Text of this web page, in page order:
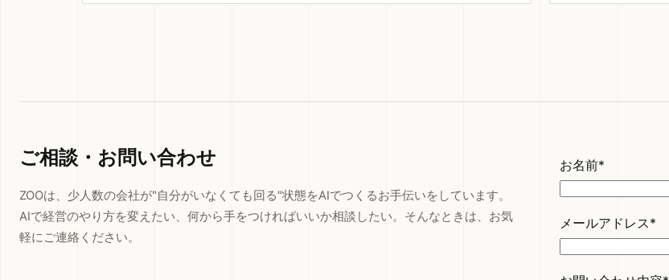
ご相談・お問い合わせ
ZOOは、少人数の会社が"自分がいなくても回る"状態をAIでつくるお手伝いをしています。
AIで経営のやり方を変えたい、何から手をつければいいか相談したい。そんなときは、お気
軽にご連絡ください。
お名前*
メールアドレス*